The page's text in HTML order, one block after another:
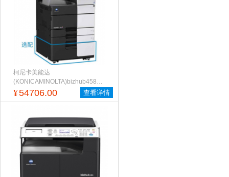
柯尼卡美能达
(KONICAMINOLTA)bizhub458A3...
¥54706.00 查看详情